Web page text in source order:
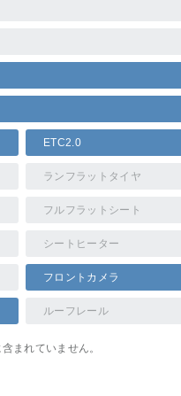
ETC2.0
ランフラットタイヤ
フルフラットシート
シートヒーター
フロントカメラ
ルーフレール
まれていません。